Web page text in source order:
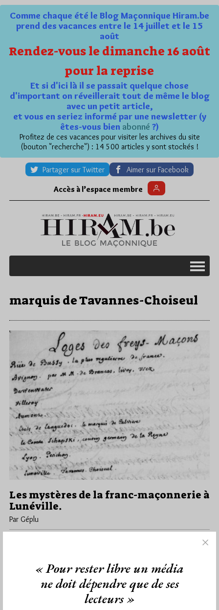
Comme chaque été le Blog Maçonnique Hiram.be
prend des vacances entre le 14 juillet et le 15
août
Rendez-vous le dimanche 16 août
pour la reprise
Et si d'ici là il se passait quelque chose
d'important on réveillerait tout de même le blog
avec un petit article,
et vous en seriez informé par une newsletter (y
êtes-vous bien abonné ?)
Profitez de ces vacances pour visiter les archives du site
(bouton "recherche") : 14 500 articles y sont stockés !
Partager sur Twitter Aimer sur Facebook
Accès à l’espace membre
marquis de Tavannes-Choiseul
Les mystères de la franc-maçonnerie à
Lunéville.
Par Géplu
duché de Lorraine ? Longtemps l’histoire ne fut qu’hypothèses.
On savait…« Pour rester libre un média
ne doit dépendre que de ses
lecteurs »